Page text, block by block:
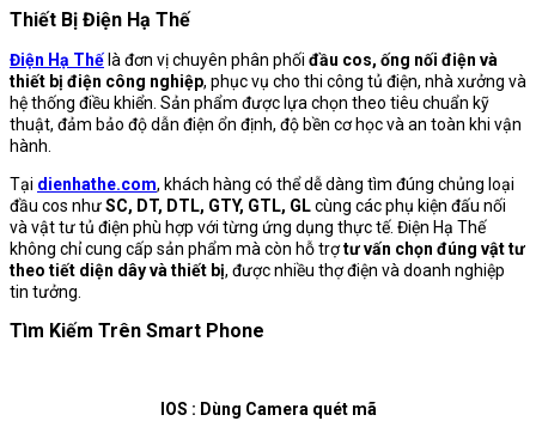
Thiết Bị Điện Hạ Thế
Điện Hạ Thế là đơn vị chuyên phân phối đầu cos, ống nối điện và
thiết bị điện công nghiệp, phục vụ cho thi công tủ điện, nhà xưởng và
hệ thống điều khiển. Sản phẩm được lựa chọn theo tiêu chuẩn kỹ
thuật, đảm bảo độ dẫn điện ổn định, độ bền cơ học và an toàn khi vận
hành.
Tại dienhathe.com, khách hàng có thể dễ dàng tìm đúng chủng loại
đầu cos nhưSC, DT, DTL, GTY, GTL, GLcùng các phụ kiện đấu nối
và vật tư tủ điện phù hợp với từng ứng dụng thực tế. Điện Hạ Thế
không chỉ cung cấp sản phẩm mà còn hỗ trợtư vấn chọn đúng vật tư
theo tiết diện dây và thiết bị, được nhiều thợ điện và doanh nghiệp
tin tưởng.
Tìm Kiếm Trên Smart Phone
IOS : Dùng Camera quét mã